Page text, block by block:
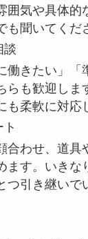
囲気や具体的
も聞いてくだ
談
働きたい」
らも歓迎しま
も柔軟に対応
合わせ、道具
ます。いきな
つ引き継いで